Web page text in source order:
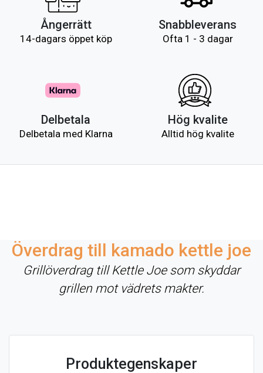
Ångerrätt
14-dagars öppet köp
Snabbleverans
Ofta 1 - 3 dagar
Delbetala
Delbetala med Klarna
Hög kvalite
Alltid hög kvalite
Överdrag till kamado kettle joe
Grillöverdrag till Kettle Joe som skyddar
grillen mot vädrets makter.
Produktegenskaper